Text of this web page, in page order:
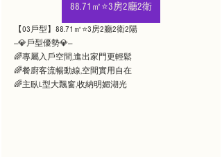
88.71㎡⭐3房2廳2衛
【03戶型】88.71㎡⭐3房2廳2衛2陽
—💎戶型優勢💎—
🌈專屬入戶空間,進出家門更輕鬆
🌈餐廚客流暢動線,空間實用自在
🌈主臥L型大飄窗,收納明媚湖光